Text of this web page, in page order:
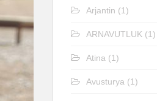
Arjantin (1)
ARNAVUTLUK (1)
Atina (1)
Avusturya (1)